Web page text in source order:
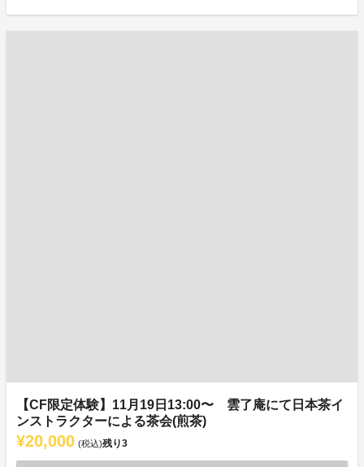
【CF限定体験】11月19日13:00〜 雲了庵にて日本茶イ
ンストラクターによる茶会(煎茶)
¥20,000 (税込)残り3